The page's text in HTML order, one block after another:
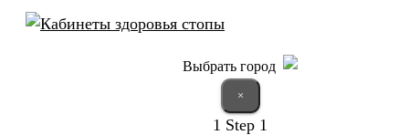
Выбрать город
×
1 Step 1